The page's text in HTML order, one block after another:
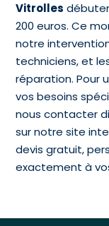
Vitrolles
200 euros. Ce
notre
techniciens, et
réparation. Pour
vos besoins
nous contacter
sur notre site
devis gratuit,
exactement à